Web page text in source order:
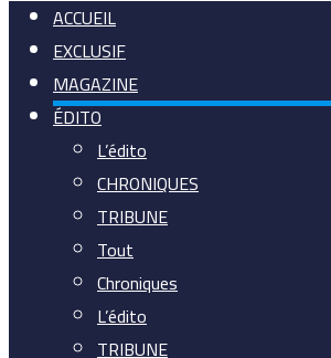
ACCUEIL
EXCLUSIF
MAGAZINE
ÉDITO
L’édito
CHRONIQUES
TRIBUNE
Tout
Chroniques
L’édito
TRIBUNE